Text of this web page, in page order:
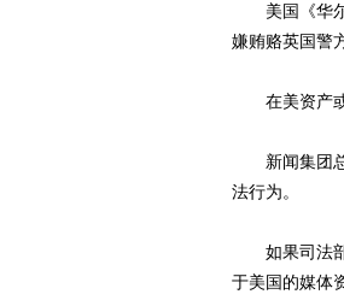
美国《华尔
嫌贿赂英国警
在美资产
新闻集团总
法行为。
如果司法部
于美国的媒体